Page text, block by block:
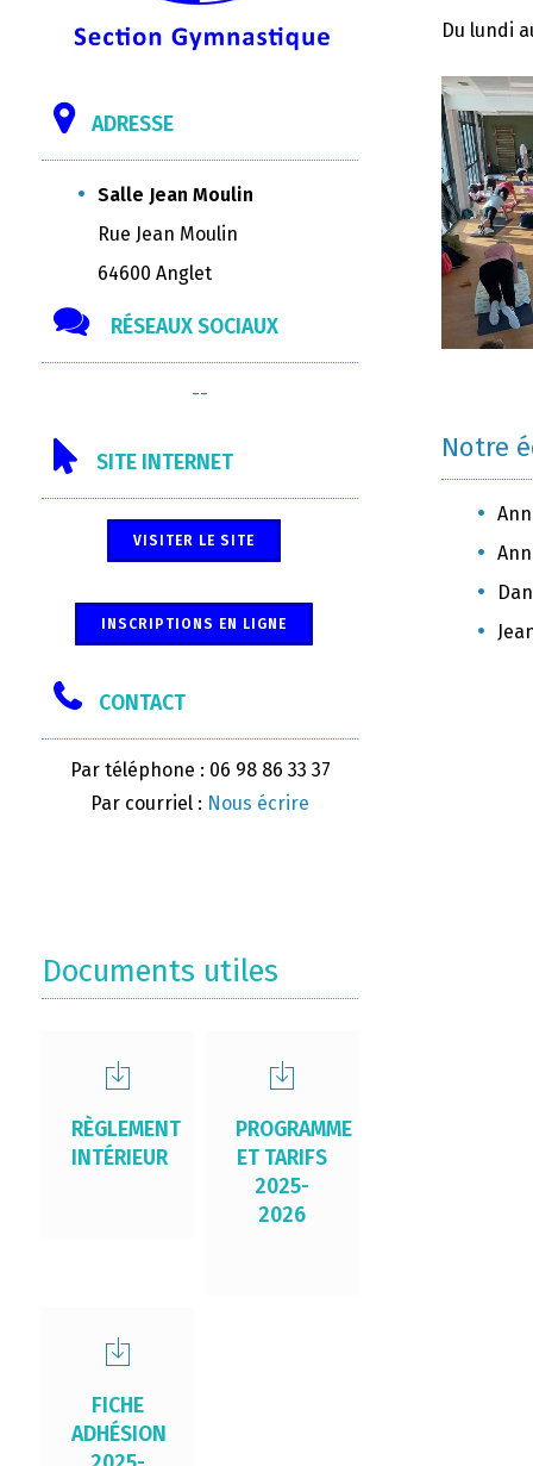
ADRESSE
Salle Jean Moulin
Rue Jean Moulin
64600 Anglet
RÉSEAUX SOCIAUX
--
SITE INTERNET
VISITER LE SITE
INSCRIPTIONS EN LIGNE
CONTACT
Par téléphone : 06 98 86 33 37
Par courriel : Nous écrire
Documents utiles
RÈGLEMENT
INTÉRIEUR
PROGRAMME
ET TARIFS
2025-
2026
FICHE
ADHÉSION
Du lundi
Notre